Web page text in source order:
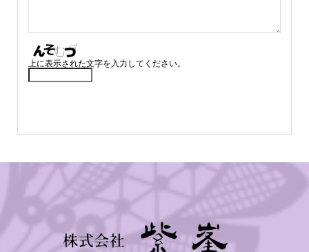
上に表示された文字を入力してください。